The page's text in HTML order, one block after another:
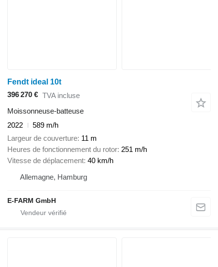
Fendt ideal 10t
396 270 € TVA incluse
Moissonneuse-batteuse
2022
589 m/h
Largeur de couverture 11 m
Heures de fonctionnement du rotor 251 m/h
Vitesse de déplacement 40 km/h
Allemagne, Hamburg
E-FARM GmbH